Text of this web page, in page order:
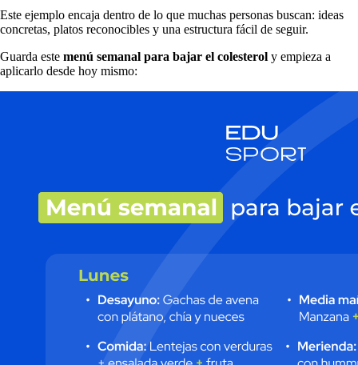
Este ejemplo encaja dentro de lo que muchas personas buscan: ideas
concretas, platos reconocibles y una estructura fácil de seguir.
Guarda este menú semanal para bajar el colesterol y empieza a
aplicarlo desde hoy mismo: